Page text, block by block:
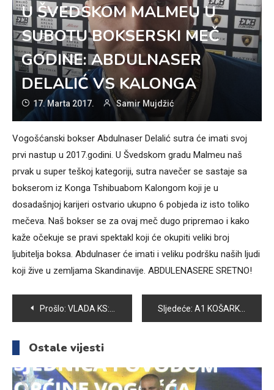
U ŠVEDSKOM MALMEU U
SUBOTU BOKSERSKI MEČ
GODINE: ABDULNASER
DELALIĆ VS KALONGA
17. Marta 2017. Samir Mujdžić
Vogošćanski bokser Abdulnaser Delalić sutra će imati svoj
prvi nastup u 2017.godini. U Švedskom gradu Malmeu naš
prvak u super teškoj kategoriji, sutra navečer se sastaje sa
bokserom iz Konga Tshibuabom Kalongom koji je u
dosadašnjoj karijeri ostvario ukupno 6 pobjeda iz isto toliko
mečeva. Naš bokser se za ovaj meč dugo pripremao i kako
kaže očekuje se pravi spektakl koji će okupiti veliki broj
ljubitelja boksa. Abdulnaser će imati i veliku podršku naših ljudi
koji žive u zemljama Skandinavije. ABDULENASERE SRETNO!
Navigacija
članaka
Prošlo: VLADA KS: SAGLASNOST NA PROJEKT IZGRADNJE TUNELA BARE – KOBILJA GLAVA – HOTONJ Sljedeće: A1 KOŠARKAŠKA LIGA BIH: NOVA POBJEDA VOGOŠĆANA NA PUTU KA TITULI
Ostale vijesti